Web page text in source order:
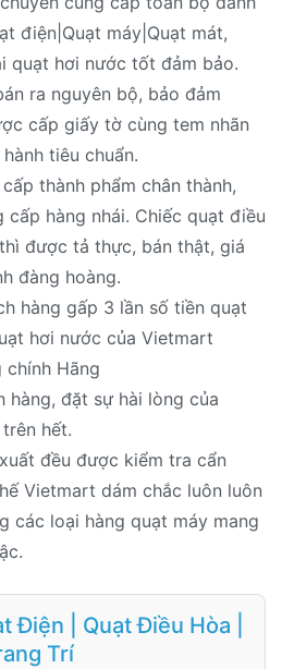
điện|Quạt máy|Quạt mát,
quạt hơi nước tốt đảm bảo.
ra nguyên bộ, bảo đảm
cấp giấy tờ cùng tem nhãn
tiêu chuẩn.
thành phẩm chân thành,
cấp hàng nhái. Chiếc quạt điều
được tả thực, bán thật, giá
đàng hoàng.
hàng gấp 3 lần số tiền quạt
hơi nước của Vietmart
chính Hãng
hàng, đặt sự hài lòng của
hết.
đều được kiểm tra cẩn
Vietmart dám chắc luôn luôn
các loại hàng quạt máy mang
Điện | Quạt Điều Hòa |
Trí